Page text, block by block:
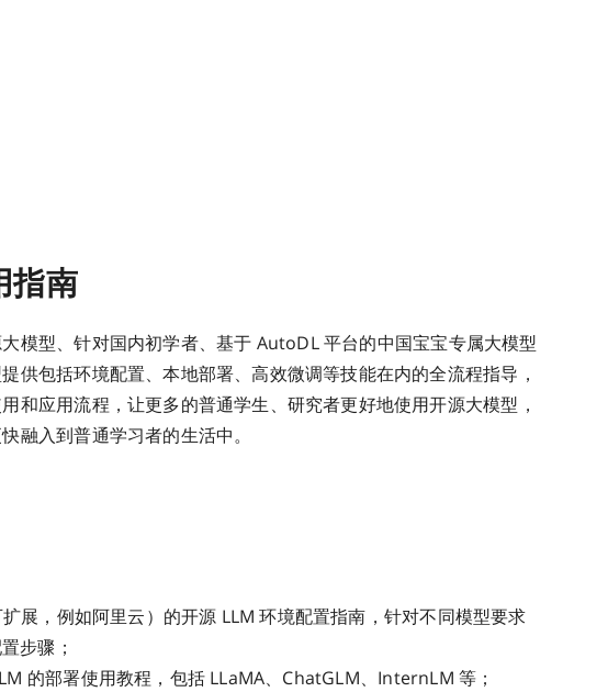
指南
型、针对国内初学者、基于 AutoDL 平台的中国宝宝专属大模型
供包括环境配置、本地部署、高效微调等技能在内的全流程指导，
和应用流程，让更多的普通学生、研究者更好地使用开源大模型，
融入到普通学习者的生活中。
展，例如阿里云）的开源 LLM 环境配置指南，针对不同模型要求
步骤；
的部署使用教程，包括 LLaMA、ChatGLM、InternLM 等；